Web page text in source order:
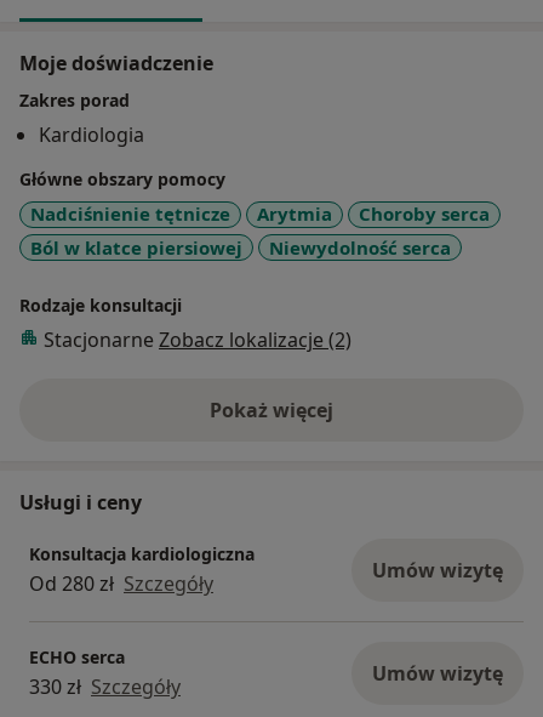
Moje doświadczenie
Zakres porad
Kardiologia
Główne obszary pomocy
Nadciśnienie tętnicze Arytmia
Choroby serca
Ból w klatce piersiowej
Niewydolność serca
Rodzaje konsultacji
Stacjonarne Zobacz lokalizacje (2)
Pokaż więcejo doświadczeniu
Usługi i ceny
Konsultacja kardiologiczna
Od 280 zł Szczegóły Umów wizytę
ECHO serca
330 zł Szczegóły Umów wizytę